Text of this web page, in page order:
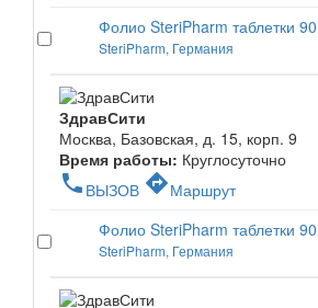
Фолио SteriPharm таблетки
SteriPharm, Германия
ЗдравСити
Москва, Базовская, д. 15, корп. 9
Время работы: Круглосуточно
phone ВЫЗОВ directionsМаршрут
Фолио SteriPharm таблетки
SteriPharm, Германия